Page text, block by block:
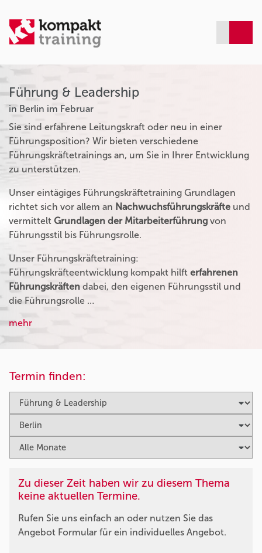
Führung & Leadership
in Berlin im Februar
Sie sind erfahrene Leitungskraft oder neu in einer
Führungsposition? Wir bieten verschiedene
Führungskräftetrainings an, um Sie in Ihrer Entwicklung
zu unterstützen.
Unser eintägiges Führungskräftetraining Grundlagen
richtet sich vor allem an Nachwuchsführungskräfte und
vermittelt Grundlagen der Mitarbeiterführung von
Führungsstil bis Führungsrolle.
Unser Führungskräftetraining:
Führungskräfteentwicklung kompakt hilft erfahrenen
Führungskräften dabei, den eigenen Führungsstil und
die Führungsrolle …
mehr
Termin finden:
Zu dieser Zeit haben wir zu diesem Thema
keine aktuellen Termine.
Rufen Sie uns einfach an oder nutzen Sie das
Angebot Formular für ein individuelles Angebot.